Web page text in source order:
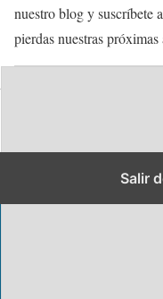
nuestro blog y suscríbete
pierdas nuestras próximas
Salir